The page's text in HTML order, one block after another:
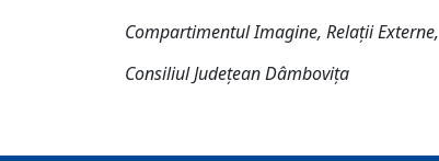
Compartimentul Imagine, Relații Externe,
Consiliul Județean Dâmbovița